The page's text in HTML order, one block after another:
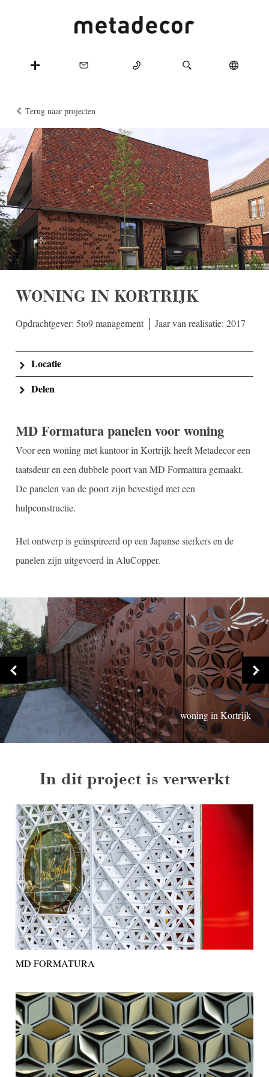
Terug naar projecten
WONING IN KORTRIJK
Opdrachtgever: 5to9 management │ Jaar van realisatie: 2017
Locatie
Delen
MD Formatura panelen voor woning
Voor een woning met kantoor in Kortrijk heeft Metadecor een
taatsdeur en een dubbele poort van MD Formatura gemaakt.
De panelen van de poort zijn bevestigd met een
hulpconstructie.
Het ontwerp is geïnspireerd op een Japanse sierkers en de
panelen zijn uitgevoerd in AluCopper.
woning in Kortrijk
woning in Kortrijk
Woning in Kortrijk
woning in Kortrijk
In dit project is verwerkt
MD FORMATURA